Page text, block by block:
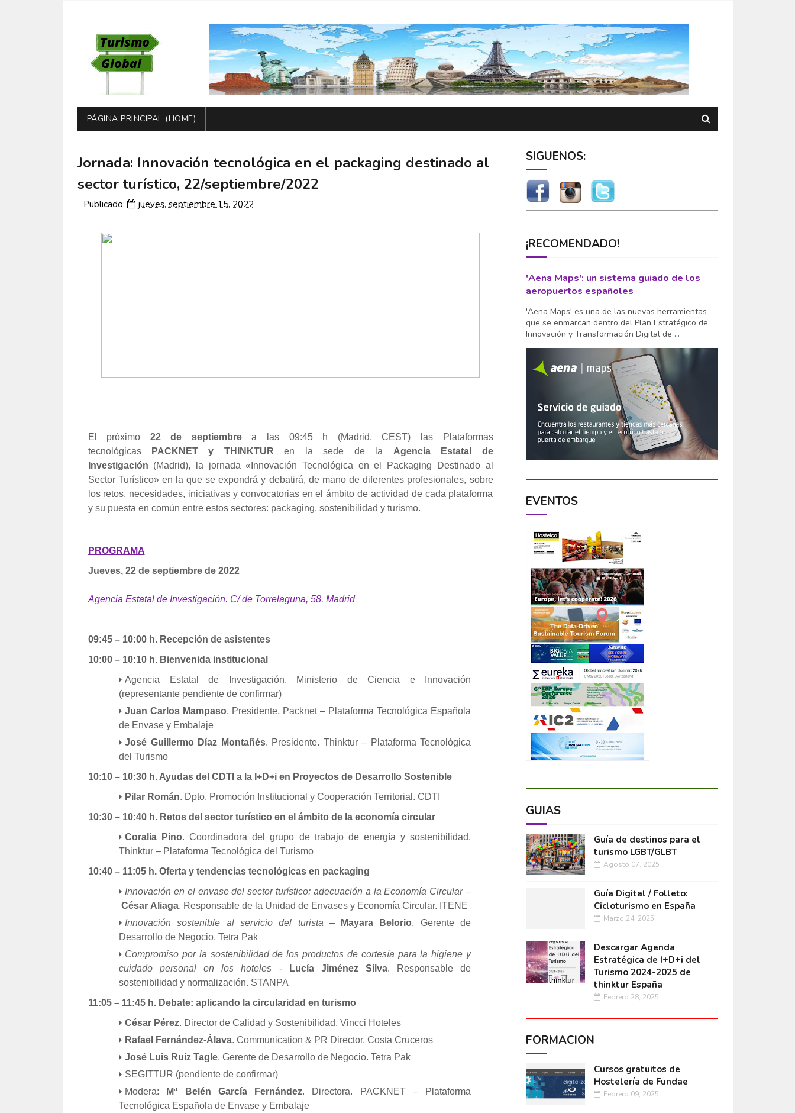
PÁGINA PRINCIPAL (HOME)
Jornada: Innovación tecnológica en el packaging destinado al
sector turístico, 22/septiembre/2022
Publicado: jueves, septiembre 15, 2022
El próximo 22 de septiembrea las 09:45 h (Madrid, CEST) las Plataformas
tecnológicas
PACKNET y THINKTURen la sede de la Agencia Estatal de
Investigación (Madrid), la jornada «Innovación Tecnológica en el Packaging Destinado al
Sector Turístico» en la que se expondrá y debatirá, de mano de diferentes profesionales, sobre
los retos, necesidades, iniciativas y convocatorias en el ámbito de actividad de cada plataforma
y su puesta en común entre estos sectores: packaging, sostenibilidad y turismo.
PROGRAMA
Jueves, 22 de septiembre de 2022
Agencia Estatal de Investigación. C/ de Torrelaguna, 58. Madrid
09:45 – 10:00 h. Recepción de asistentes
10:00 – 10:10 h. Bienvenida institucional
Agencia Estatal de Investigación. Ministerio de Ciencia e Innovación
(representante pendiente de confirmar)
Juan Carlos Mampaso. Presidente. Packnet – Plataforma Tecnológica Española
de Envase y Embalaje
José Guillermo Díaz Montañés. Presidente. Thinktur – Plataforma Tecnológica
del Turismo
10:10 – 10:30 h. Ayudas del CDTI a la I+D+i en Proyectos de Desarrollo Sostenible
Pilar Román. Dpto. Promoción Institucional y Cooperación Territorial. CDTI
10:30 – 10:40 h. Retos del sector turístico en el ámbito de la economía circular
Coralía
Pino. Coordinadora del grupo de trabajo de energía y sostenibilidad.
Thinktur – Plataforma Tecnológica del Turismo
10:40 – 11:05 h. Oferta y tendencias tecnológicas en packaging
Innovación en el envase del sector turístico: adecuación a la Economía Circular–
César Aliaga. Responsable de la Unidad de Envases y Economía Circular. ITENE
Innovación sostenible al servicio del turista – Mayara Belorio. Gerente de
Desarrollo de Negocio. Tetra Pak
Compromiso por la sostenibilidad de los productos de cortesía para la higiene y
cuidado personal en los hoteles - Lucía Jiménez Silva. Responsable de
sostenibilidad y normalización. STANPA
11:05 – 11:45 h. Debate: aplicando la circularidad en turismo
César Pérez. Director de Calidad y Sostenibilidad. Vincci Hoteles
Rafael
Fernández-Álava. Communication & PR Director. Costa Cruceros
José Luis Ruiz Tagle. Gerente de Desarrollo de Negocio. Tetra Pak
SEGITTUR (pendiente de confirmar)
Modera:
Mª Belén García Fernández. Directora. PACKNET – Plataforma
Tecnológica Española de Envase y Embalaje
SÍGUENOS:
¡RECOMENDADO!
'Aena Maps': un sistema guiado de los
aeropuertos españoles
'Aena Maps' es una de las nuevas herramientas
que se enmarcan dentro del Plan Estratégico de
Innovación y Transformación Digital de ...
EVENTOS
GUÍAS
Guía de destinos para el
turismo LGBT/GLBT
Agosto 07, 2025
Guía Digital / Folleto:
Cicloturismo en España
Marzo 24, 2025
Descargar Agenda
Estratégica de I+D+i del
Turismo 2024-2025 de
thinktur España
Febrero 28, 2025
FORMACIÓN
Cursos gratuitos de
Hostelería de Fundae
Febrero 09, 2025